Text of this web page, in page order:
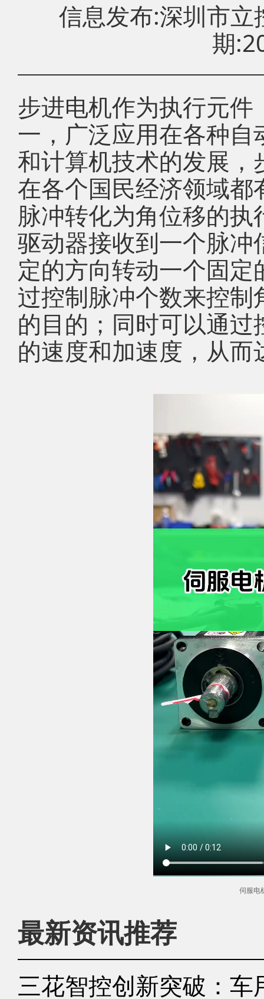
信息发布:深圳市
期
步进电机作为执行元
一，广泛应用在各种
和计算机技术的发展
在各个国民经济领域
脉冲转化为角位移的
驱动器接收到一个脉
定的方向转动一个固
过控制脉冲个数来控
的目的；同时可以通
的速度和加速度，从
伺服电
最新资讯推荐
三花智控创新突破：